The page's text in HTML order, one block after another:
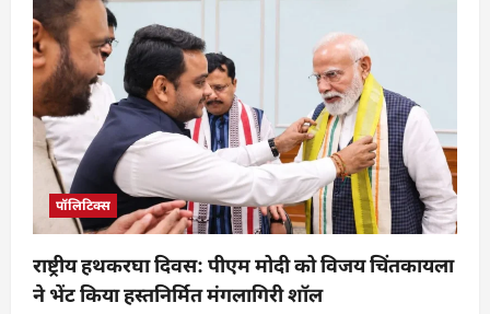
पॉलिटिक्स
राष्ट्रीय हथकरघा दिवस: पीएम मोदी को विजय चिंतकायला
ने भेंट किया हस्तनिर्मित मंगलागिरी शॉल